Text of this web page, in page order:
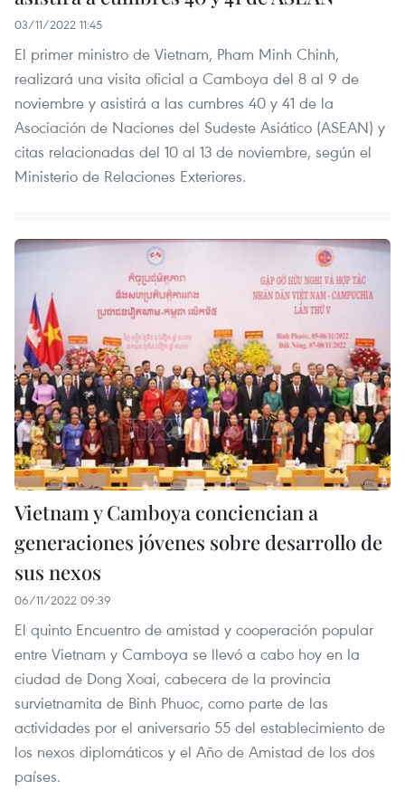
03/11/2022 11:45
El primer ministro de Vietnam, Pham Minh Chinh,
realizará una visita oficial a Camboya del 8 al 9 de
noviembre y asistirá a las cumbres 40 y 41 de la
Asociación de Naciones del Sudeste Asiático (ASEAN) y
citas relacionadas del 10 al 13 de noviembre, según el
Ministerio de Relaciones Exteriores.
Vietnam y Camboya conciencian a
generaciones jóvenes sobre desarrollo de
sus nexos
06/11/2022 09:39
El quinto Encuentro de amistad y cooperación popular
entre Vietnam y Camboya se llevó a cabo hoy en la
ciudad de Dong Xoai, cabecera de la provincia
survietnamita de Binh Phuoc, como parte de las
actividades por el aniversario 55 del establecimiento de
los nexos diplomáticos y el Año de Amistad de los dos
países.